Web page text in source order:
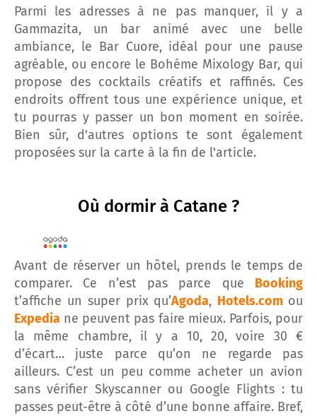
Parmi les adresses à ne pas manquer, il y a
Gammazita, un bar animé avec une belle
ambiance, le Bar Cuore, idéal pour une pause
agréable, ou encore le Bohéme Mixology Bar, qui
propose des cocktails créatifs et raffinés. Ces
endroits offrent tous une expérience unique, et
tu pourras y passer un bon moment en soirée.
Bien sûr, d'autres options te sont également
proposées sur la carte à la fin de l'article.
Où dormir à Catane ?
Avant de réserver un hôtel, prends le temps de
comparer. Ce n’est pas parce que Booking
t’affiche un super prix qu’Agoda, Hotels.com ou
Expedia ne peuvent pas faire mieux. Parfois, pour
la même chambre, il y a 10, 20, voire 30 €
d’écart… juste parce qu’on ne regarde pas
ailleurs. C’est un peu comme acheter un avion
sans vérifier Skyscanner ou Google Flights : tu
passes peut-être à côté d’une bonne affaire. Bref,